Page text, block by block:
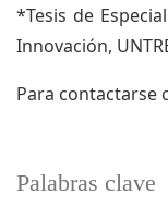
Palabras clave
*Tesis de
Innovación,
Para contactarse